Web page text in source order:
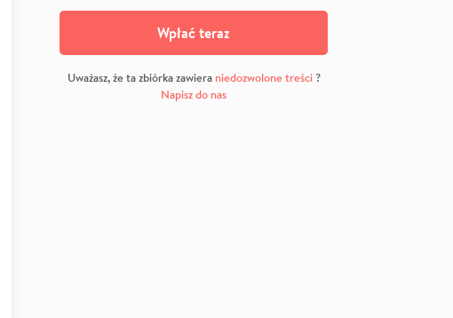
Wpłać teraz
Uważasz, że ta zbiórka zawiera niedozwolone treści?
Napisz do nas